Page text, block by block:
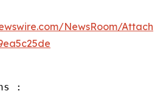
NewsRoom/
: